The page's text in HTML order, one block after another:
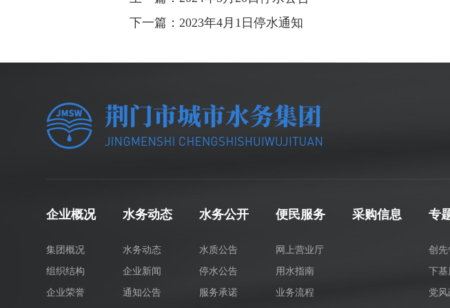
下一篇：2023年4月1日停水通知
企业概况
集团概况
组织结构
企业荣誉
水务动态
水务动态
企业新闻
通知公告
水务公开
水质公告
停水公告
服务承诺
便民服务
网上营业厅
用水指南
业务流程
采购信息 专
创先
下基
党